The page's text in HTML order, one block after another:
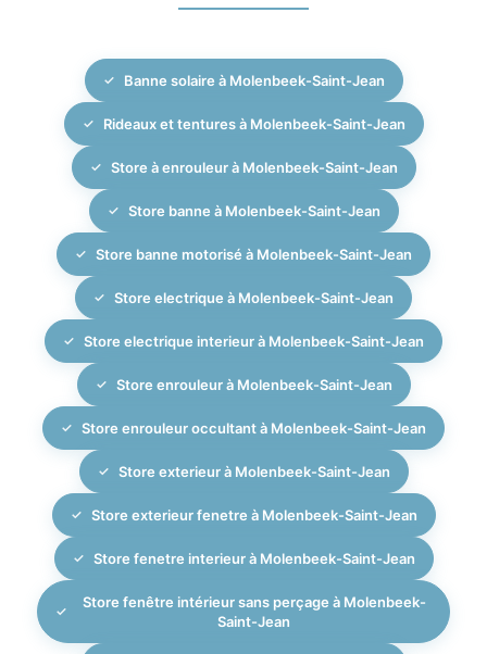
sur la gestion de la lumière, de la chaleur et de
Saint-Jean.
de préserver les performances de protection solaire,
en cohérence avec la qualité haut de gamme de vos
stores intérieurs, rideaux et solutions d’occultation.
Banne solaire à Molenbeek-Saint-Jean
Rideaux et tentures à Molenbeek-Saint-Jean
Store à enrouleur à Molenbeek-Saint-Jean
Store banne à Molenbeek-Saint-Jean
Store banne motorisé à Molenbeek-Saint-Jean
Store electrique à Molenbeek-Saint-Jean
Store electrique interieur à Molenbeek-Saint-Jean
Store enrouleur à Molenbeek-Saint-Jean
Store enrouleur occultant à Molenbeek-Saint-Jean
Store exterieur à Molenbeek-Saint-Jean
Store exterieur fenetre à Molenbeek-Saint-Jean
Store fenetre interieur à Molenbeek-Saint-Jean
Store fenêtre intérieur sans perçage à Molenbeek-
Saint-Jean